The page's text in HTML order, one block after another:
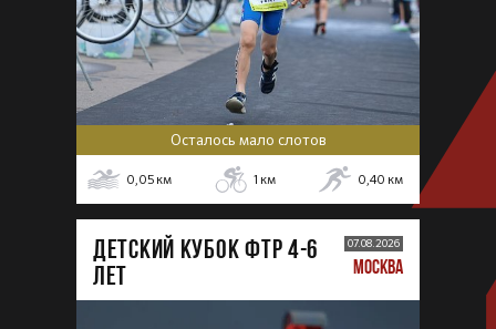
Осталось мало слотов
0,05 км 1 км 0,40 км
ДЕТСКИЙ КУБОК ФТР 4-6
лет
07.08.2026
МОСКВА